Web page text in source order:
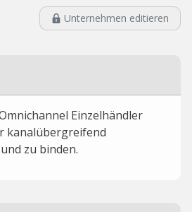
Unternehmen editieren
Einzelhändler
kanalübergreifend
zu binden.